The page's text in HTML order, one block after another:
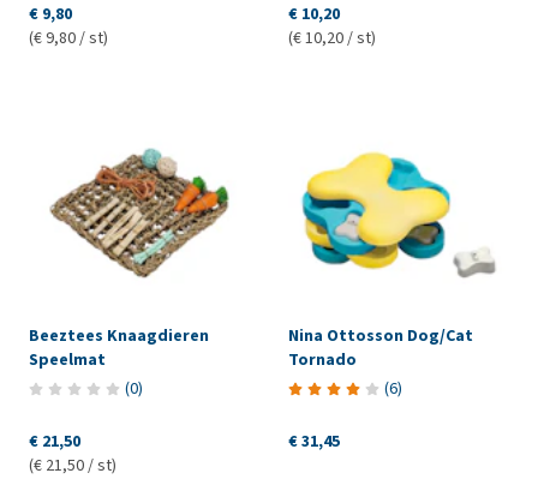
€ 9,80
(€ 9,80 / st)
€ 10,20
(€ 10,20 / st)
Beeztees Knaagdieren
Speelmat
(0)
€ 21,50
(€ 21,50 / st)
Nina Ottosson Dog/Cat
Tornado
(6)
€ 31,45